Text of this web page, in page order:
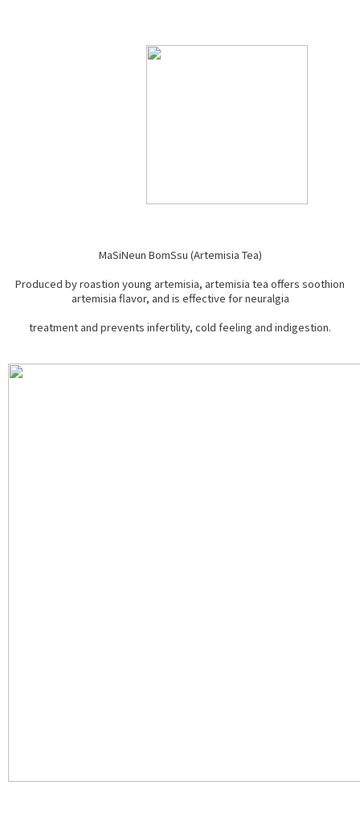
MaSiNeun BomSsu (Artemisia Tea)
Produced by roastion young artemisia, artemisia tea offers soothion
artemisia flavor, and is effective for neuralgia
treatment and prevents infertility, cold feeling and indigestion.